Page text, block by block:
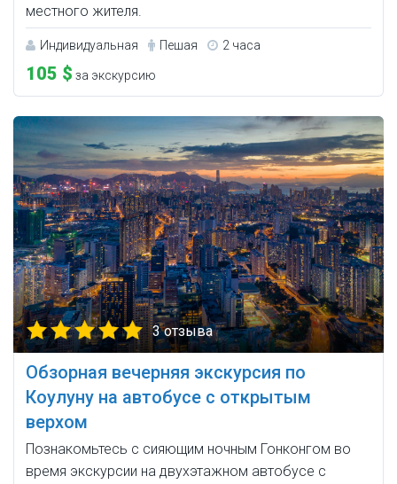
местного жителя.
Индивидуальная Пешая 2 часа
105 $ за экскурсию
3 отзыва
Обзорная вечерняя экскурсия по
Коулуну на автобусе с открытым
верхом
Познакомьтесь с сияющим ночным Гонконгом во
время экскурсии на двухэтажном автобусе с